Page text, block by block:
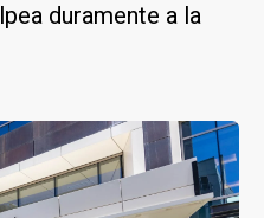
duramente a la